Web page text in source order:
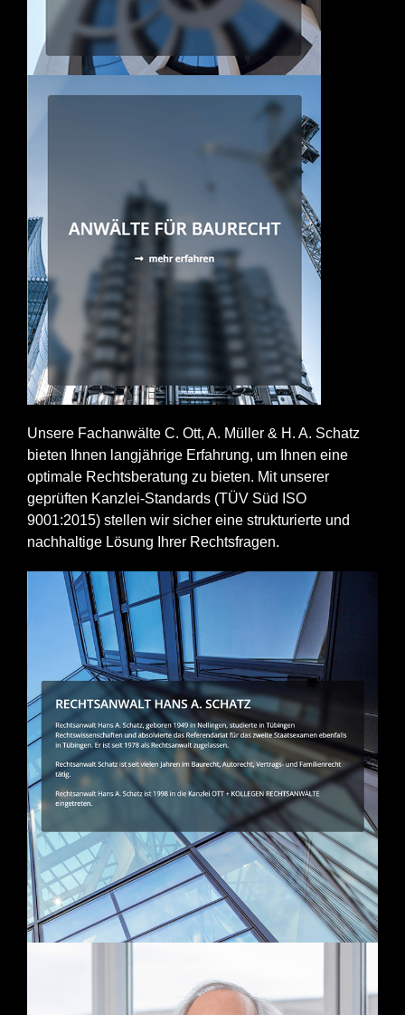
Unsere Fachanwälte C. Ott, A. Müller & H. A. Schatz
bieten Ihnen langjährige Erfahrung, um Ihnen eine
optimale Rechtsberatung zu bieten. Mit unserer
geprüften Kanzlei-Standards (TÜV Süd ISO
9001:2015) stellen wir sicher eine strukturierte und
nachhaltige Lösung Ihrer Rechtsfragen.